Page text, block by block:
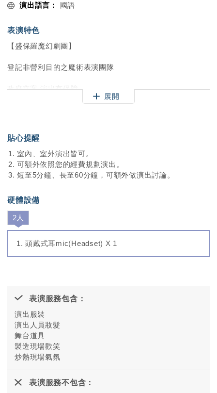
演出語言：
國語
表演特色
【盛保羅魔幻劇團】
登記非營利目的之魔術表演團隊
政府立案 演出有保障
-------------------------------------------
依照各演出觀眾做出調整，符合各年齡層觀賞
適用：婚禮、尾牙、春酒、家庭日、兒童派對、公益活動、
記者會．．．各類型商業活動演出
展開
貼心提醒
室內、室外演出皆可。
可額外依照您的經費規劃演出。
短至5分鐘、長至60分鐘，可額外做演出討論。
硬體設備
2人
頭戴式耳mic(Headset) X 1
表演服務包含：
演出服裝
演出人員妝髮
舞台道具
製造現場歡笑
炒熱現場氣氛
表演服務不包含：